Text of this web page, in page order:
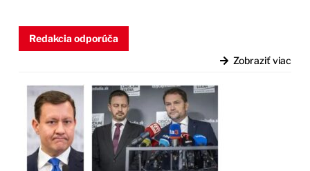
Redakcia odporúča
Zobraziť viac